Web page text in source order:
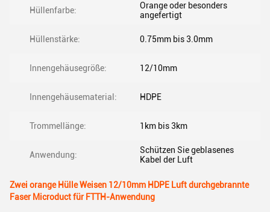
Hüllenfarbe:
Orange oder besonders
angefertigt
Hüllenstärke: 0.75mm bis 3.0mm
Innengehäusegröße: 12/10mm
Innengehäusematerial: HDPE
Trommellänge: 1km bis 3km
Anwendung:
Schützen Sie geblasenes
Kabel der Luft
Zwei orange Hülle Weisen 12/10mm HDPE Luft durchgebrannte
Faser Microduct für FTTH-Anwendung